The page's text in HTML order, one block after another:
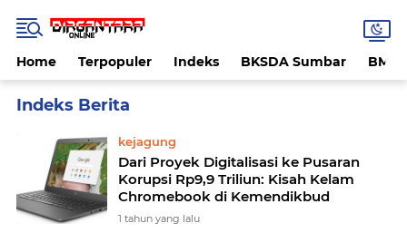
Home Terpopuler Indeks BKSDA Sumbar
kejagung
Dari Proyek Digitalisasi ke Pusaran
Korupsi Rp9,9 Triliun: Kisah Kelam
Chromebook di Kemendikbud
1 tahun yang lalu